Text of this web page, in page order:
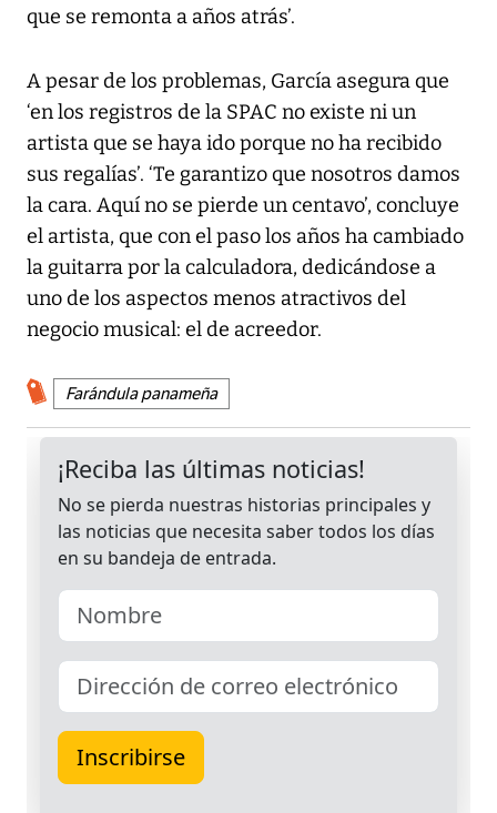
que se remonta a años atrás’.
A pesar de los problemas, García asegura que
‘en los registros de la SPAC no existe ni un
artista que se haya ido porque no ha recibido
sus regalías’. ‘Te garantizo que nosotros damos
la cara. Aquí no se pierde un centavo’, concluye
el artista, que con el paso los años ha cambiado
la guitarra por la calculadora, dedicándose a
uno de los aspectos menos atractivos del
negocio musical: el de acreedor.
Farándula panameña